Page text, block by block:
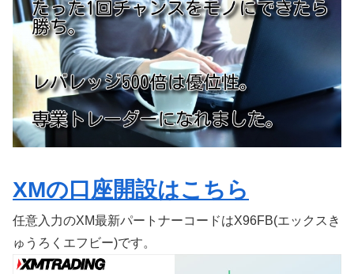
XMの口座開設はこちら
任意入力のXM最新パートナーコードはX96FB(エックスき
ゅうろくエフビー)です。